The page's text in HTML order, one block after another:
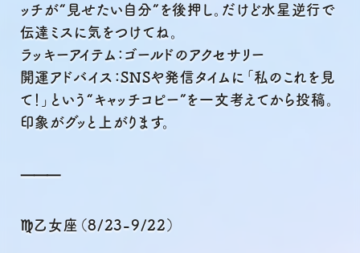
ッチが“見せたい自分”を後押し。だけど水星逆行で
伝達ミスに気をつけてね。
ラッキーアイテム：ゴールドのアクセサリー
開運アドバイス：SNSや発信タイムに「私のこれを見
て！」という“キャッチコピー”を一文考えてから投稿。
印象がグッと上がります。
⸻
♍乙女座（8/23-9/22）